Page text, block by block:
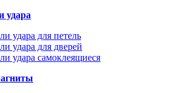
удара
удара для петель
удара для дверей
удара самоклеящиеся